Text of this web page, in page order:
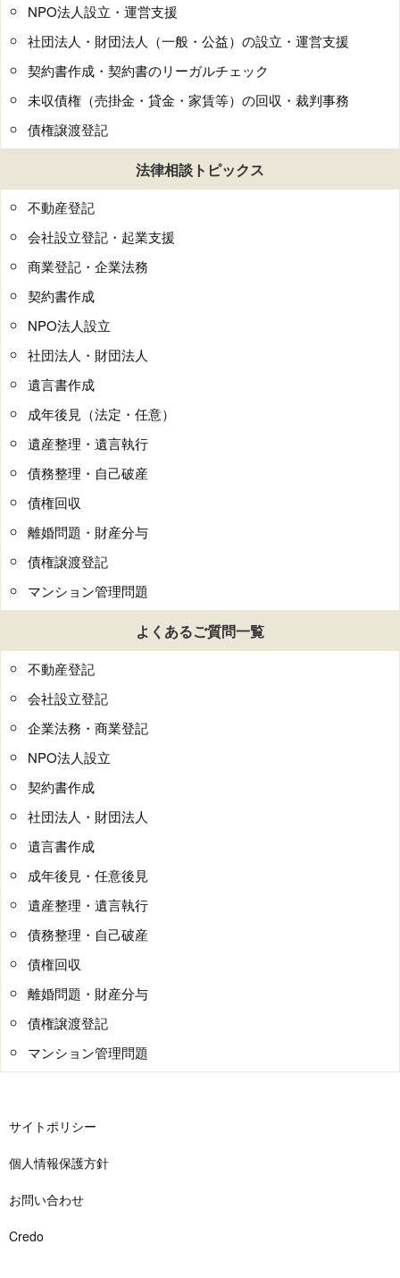
NPO法人設立・運営支援
社団法人・財団法人（一般・公益）の設立・運営支援
契約書作成・契約書のリーガルチェック
未収債権（売掛金・貸金・家賃等）の回収・裁判事務
債権譲渡登記
法律相談トピックス
不動産登記
会社設立登記・起業支援
商業登記・企業法務
契約書作成
NPO法人設立
社団法人・財団法人
遺言書作成
成年後見（法定・任意）
遺産整理・遺言執行
債務整理・自己破産
債権回収
離婚問題・財産分与
債権譲渡登記
マンション管理問題
よくあるご質問一覧
不動産登記
会社設立登記
企業法務・商業登記
NPO法人設立
契約書作成
社団法人・財団法人
遺言書作成
成年後見・任意後見
遺産整理・遺言執行
債務整理・自己破産
債権回収
離婚問題・財産分与
債権譲渡登記
マンション管理問題
サイトポリシー
個人情報保護方針
お問い合わせ
Credo